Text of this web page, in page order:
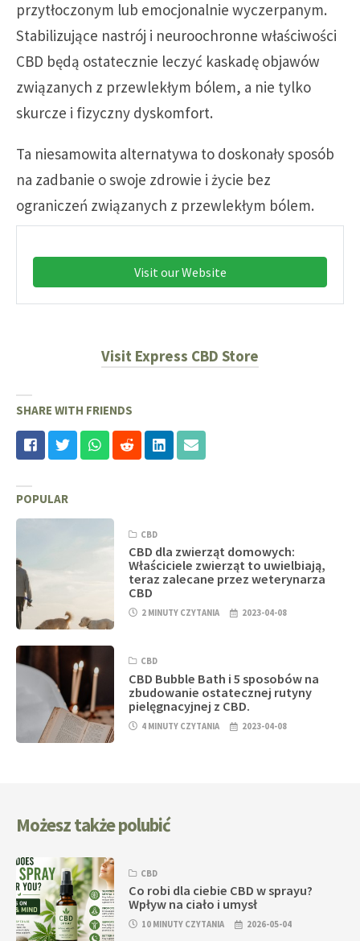
przytłoczonym lub emocjonalnie wyczerpanym.
Stabilizujące nastrój i neuroochronne właściwości
CBD będą ostatecznie leczyć kaskadę objawów
związanych z przewlekłym bólem, a nie tylko
skurcze i fizyczny dyskomfort.
Ta niesamowita alternatywa to doskonały sposób
na zadbanie o swoje zdrowie i życie bez
ograniczeń związanych z przewlekłym bólem.
Visit our Website
Visit Express CBD Store
SHARE WITH FRIENDS
POPULAR
CBD
CBD dla zwierząt domowych:
Właściciele zwierząt to uwielbiają,
teraz zalecane przez weterynarza
CBD
2 MINUTY CZYTANIA 2023-04-08
CBD
CBD Bubble Bath i 5 sposobów na
zbudowanie ostatecznej rutyny
pielęgnacyjnej z CBD.
4 MINUTY CZYTANIA 2023-04-08
Możesz także polubić
CBD
Co robi dla ciebie CBD w sprayu?
Wpływ na ciało i umysł
10 MINUTY CZYTANIA 2026-05-04